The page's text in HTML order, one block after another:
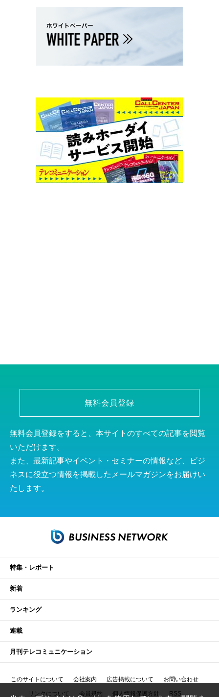
無料会員登録
無料会員登録をすると、本サイトのすべての記事を閲覧
いただけます。
また、最新記事やイベント・セミナーの情報など、ビジ
ネスに役立つ情報を掲載したメールマガジンをお届けい
たします。
特集・レポート
新着
ランキング
連載
月刊テレコミュニケーション
このサイトについて 会社案内 広告掲載について お問い合わせ
リンクについて 会員規約 個人情報保護方針 RSS